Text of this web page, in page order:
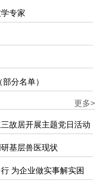
专家
分名单）
更多>
故居开展主题党日活动
基层兽医现状
为企业做实事解实困